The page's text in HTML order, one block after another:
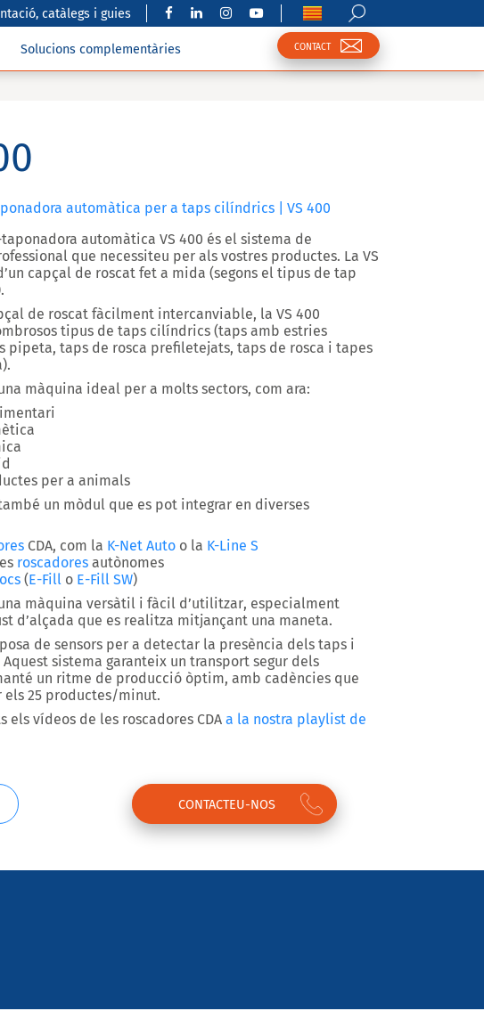
catàlegs i guies
Solucions complementàries CONTACT
automàtica per a taps cilíndrics | VS 400
taponadora automàtica VS 400 és el sistema de
que necessiteu per als vostres productes. La VS
capçal de roscat fet a mida (segons el tipus de tap
de roscat fàcilment intercanviable, la VS 400
tipus de taps cilíndrics (taps amb estries
pipeta, taps de rosca prefiletejats, taps de rosca i tapes
màquina ideal per a molts sectors, com ara:
per a animals
un mòdul que es pot integrar en diverses
CDA, com la K-Net Auto o la K-Line S
roscadores autònomes
(E-Fill o E-Fill SW)
màquina versàtil i fàcil d’utilitzar, especialment
d’alçada que es realitza mitjançant una maneta.
de sensors per a detectar la presència dels taps i
Aquest sistema garanteix un transport segur dels
un ritme de producció òptim, amb cadències que
els 25 productes/minut.
els vídeos de les roscadores CDA a la nostra playlist de
CONTACTEU-NOS